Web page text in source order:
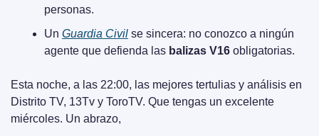
personas.
Un Guardia Civil se sincera: no conozco a ningún
agente que defienda las balizas V16 obligatorias.
Esta noche, a las 22:00, las mejores tertulias y análisis en
Distrito TV, 13Tv y ToroTV. Que tengas un excelente
miércoles. Un abrazo,